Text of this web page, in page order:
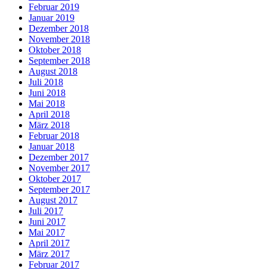
Februar 2019
Januar 2019
Dezember 2018
November 2018
Oktober 2018
September 2018
August 2018
Juli 2018
Juni 2018
Mai 2018
April 2018
März 2018
Februar 2018
Januar 2018
Dezember 2017
November 2017
Oktober 2017
September 2017
August 2017
Juli 2017
Juni 2017
Mai 2017
April 2017
März 2017
Februar 2017